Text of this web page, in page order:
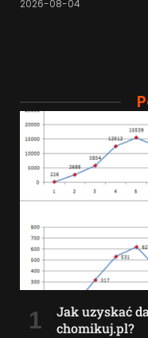
2026-08-04
Jak uzyskać
chomikuj.pl?